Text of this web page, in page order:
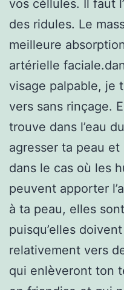
vos céllules. Il faut
des ridules. Le
meilleure
artérielle
visage palpable, je
vers sans rinçage.
trouve dans l’eau
agresser ta peau
dans le cas où les
peuvent apporter
à ta peau, elles
puisqu’elles
relativement vers
qui enlèveront ton